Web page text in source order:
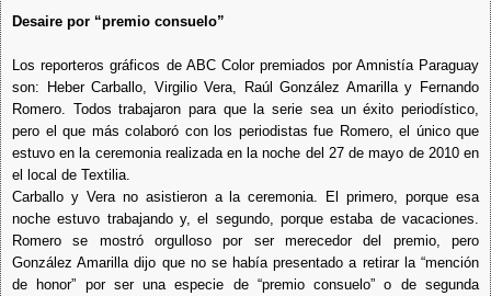
Desaire por “premio consuelo”
Los reporteros gráficos de ABC Color premiados por Amnistía Paraguay
son: Heber Carballo, Virgilio Vera, Raúl González Amarilla y Fernando
Romero. Todos trabajaron para que la serie sea un éxito periodístico,
pero el que más colaboró con los periodistas fue Romero, el único que
estuvo en la ceremonia realizada en la noche del 27 de mayo de 2010 en
el local de Textilia.
Carballo y Vera no asistieron a la ceremonia. El primero, porque esa
noche estuvo trabajando y, el segundo, porque estaba de vacaciones.
Romero se mostró orgulloso por ser merecedor del premio, pero
González Amarilla dijo que no se había presentado a retirar la “mención
de honor” por ser una especie de “premio consuelo” o de segunda